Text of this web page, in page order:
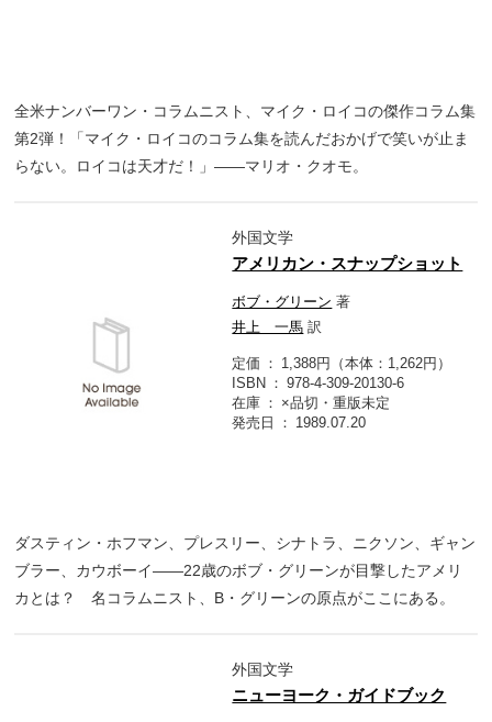
全米ナンバーワン・コラムニスト、マイク・ロイコの傑作コラム集
第2弾！「マイク・ロイコのコラム集を読んだおかげで笑いが止ま
らない。ロイコは天才だ！」――マリオ・クオモ。
外国文学
アメリカン・スナップショット
ボブ・グリーン 著
井上 一馬 訳
定価
1,388円（本体：1,262円）
ISBN
978-4-309-20130-6
在庫
×品切・重版未定
発売日
1989.07.20
ダスティン・ホフマン、プレスリー、シナトラ、ニクソン、ギャン
ブラー、カウボーイ――22歳のボブ・グリーンが目撃したアメリ
カとは？ 名コラムニスト、B・グリーンの原点がここにある。
外国文学
ニューヨーク・ガイドブック